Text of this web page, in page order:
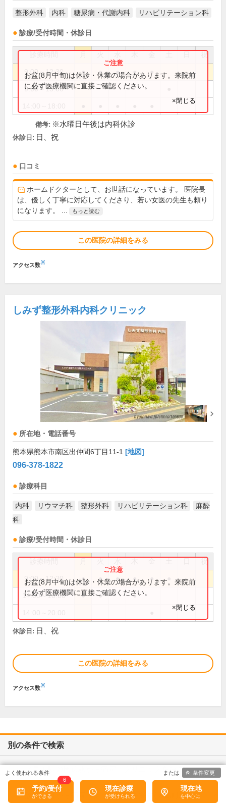
整形外科 内科 糖尿病・代謝内科 リハビリテーション科
診療/受付時間・休診日
祝
9:00～12:30 ● ● ● ● ●
9:00～13:00
お盆(8月中旬)は休診・休業の場合があります。来院前
に必ず医療機関に直接ご確認ください。
×閉じる
備考: ※水曜日午後は内科休診
休診日: 日、祝
口コミ
ホームドクターとして、お世話になっています。 医院長
は、優しく丁寧に対応してくださり、若い女医の先生も頼り
になります。 ...
もっと読む
この医院の詳細をみる
アクセス数※
しみず整形外科内科クリニック
所在地・電話番号
熊本県熊本市南区出仲間6丁目11-1 [地図]
096-378-1822
診療科目
内科 リウマチ科 整形外科 リハビリテーション科
麻酔
科
診療/受付時間・休診日
祝
9:00～12:30 ● ● ● ● ●
14:00～18:00 ● ● ●
お盆(8月中旬)は休診・休業の場合があります。来院前
に必ず医療機関に直接ご確認ください。
×閉じる
休診日: 日、祝
この医院の詳細をみる
アクセス数※
別の条件で検索
辛島町駅の周辺駅から病院・クリニックを探す
診療科目から病院・クリニックを探す(辛島町駅)
予約/受付
6
現在診療 現在地
条件変更